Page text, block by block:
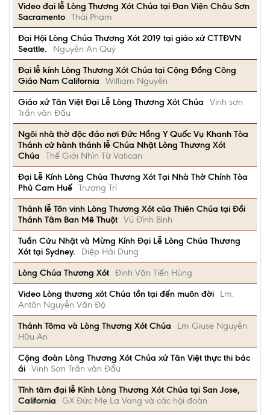
Video đại lễ Lòng Thương Xót Chúa tại Đan Viện Châu Sơn
Sacramento Thái Phạm
Đại Hội Lòng Chúa Thương Xót 2019 tại giáo xứ CTTĐVN
Seattle.
Nguyễn An Quý
Đại lễ kính Lòng Thương Xót Chúa tại Cộng Đồng Công
Giáo Nam California
William Nguyễn
Giáo xứ Tân Việt Đại Lễ Lòng Thương Xót Chúa
Vinh sơn
Trần văn Đẩu
Ngôi nhà thờ độc đáo nơi Đức Hồng Y Quốc Vụ Khanh Tòa
Thánh cử hành thánh lễ Chúa Nhật Lòng Thương Xót
Chúa
Thế Giới Nhìn Từ Vatican
Đại Lễ Kính Lòng Chúa Thương Xót Tại Nhà Thờ Chính Tòa
Phủ Cam Huế Trương Trí
Thánh lễ Tôn vinh Lòng Thương Xót của Thiên Chúa tại Đồi
Thánh Tâm Ban Mê Thuột Vũ Đình Bình
Tuần Cửu Nhật và Mừng Kính Đại Lễ Lòng Chúa Thương
Xót tại Sydney.
Diệp Hải Dung
Lòng Chúa Thương Xót Đinh Văn Tiến Hùng
Video Lòng thương xót Chúa tồn tại đến muôn đời
Lm.
Antôn Nguyễn Văn Độ
Thánh Tôma và Lòng Thương Xót Chúa
Lm Giuse Nguyễn
Hữu An
Cộng đoàn Lòng Thương Xót Chúa xứ Tân Việt thực thi bác
ái Vinh Sơn Trần văn Đẩu
Tĩnh tâm đại lễ Kính Lòng Thương Xót Chúa tại San Jose,
California
GX Đức Mẹ La Vang và các hội đoàn